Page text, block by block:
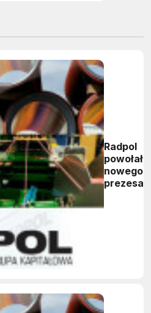
Radpol
powołał
nowego
prezesa